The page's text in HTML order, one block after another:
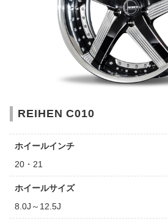
REIHEN C010
ホイールインチ
20・21
ホイールサイズ
8.0J～12.5J